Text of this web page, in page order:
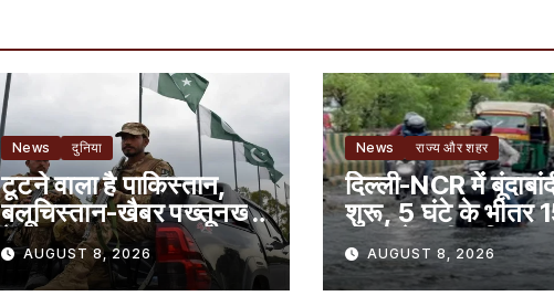
News दुनिया
टूटने वाला है पाकिस्तान,
बलूचिस्तान-खैबर पख्तूनख्वा
में बगावत
AUGUST 8, 2026
News राज्य और शहर
दिल्ली-NCR में
शुरू, 5 घंटे के भीतर
राज्यों में भारी बारिश
AUGUST 8, 2026